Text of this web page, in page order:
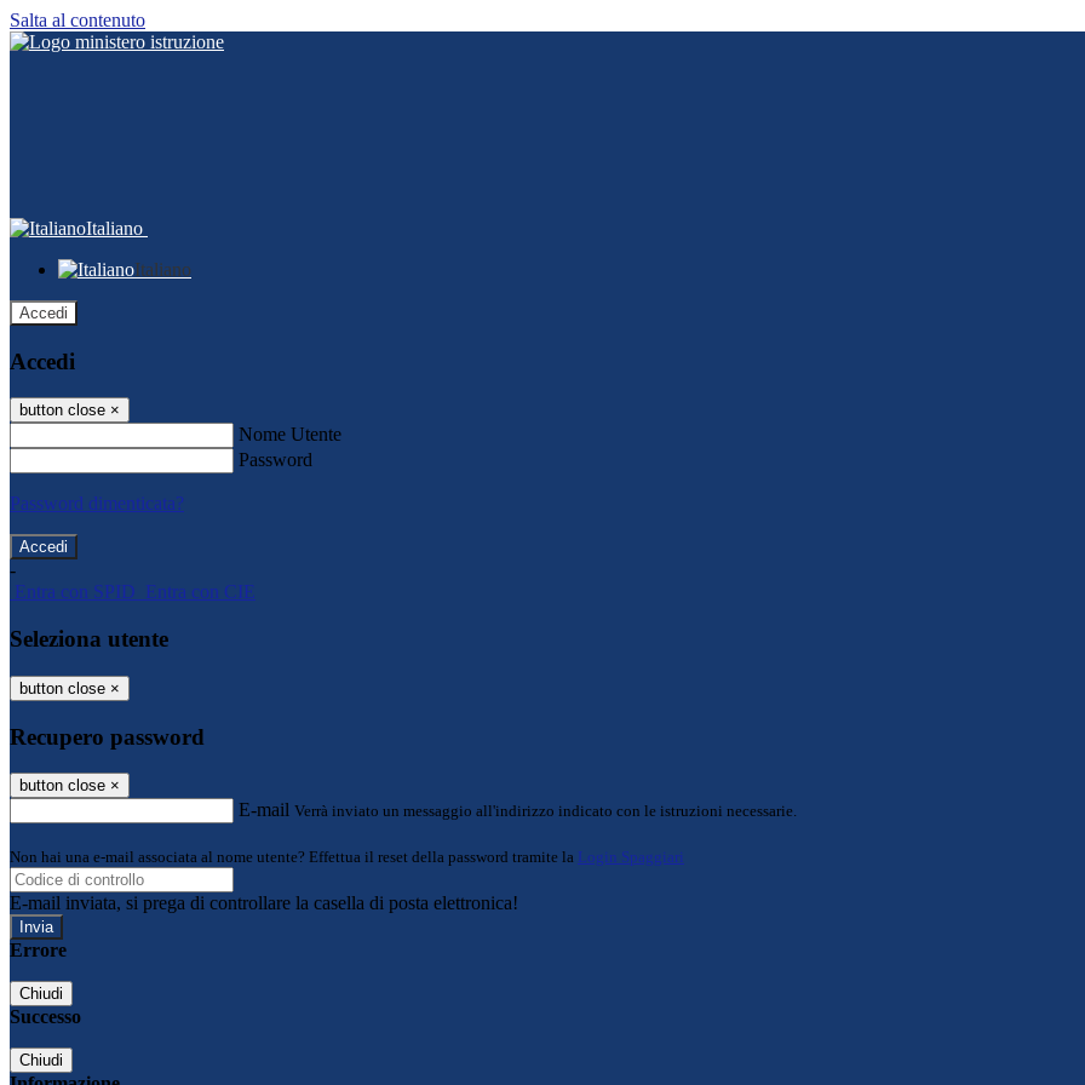
Salta al contenuto
Italiano
Italiano
Accedi
Accedi
button close ×
Nome Utente
Password
Password dimenticata?
-
Entra con SPID Entra con CIE
Seleziona utente
button close ×
Recupero password
button close ×
E-mail Verrà inviato un messaggio all'indirizzo indicato con le istruzioni necessarie.
Non hai una e-mail associata al nome utente? Effettua il reset della password tramite la Login Spaggiari
E-mail inviata, si prega di controllare la casella di posta elettronica!
Errore
Chiudi
Successo
Chiudi